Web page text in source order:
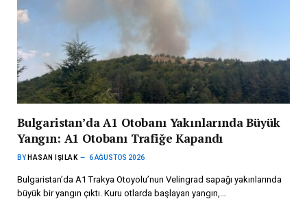
Bulgaristan’da A1 Otobanı Yakınlarında Büyük
Yangın: A1 Otobanı Trafiğe Kapandı
BY HASAN IŞILAK 6 AĞUSTOS 2026
Bulgaristan’da A1 Trakya Otoyolu’nun Velingrad sapağı yakınlarında
büyük bir yangın çıktı. Kuru otlarda başlayan yangın,…